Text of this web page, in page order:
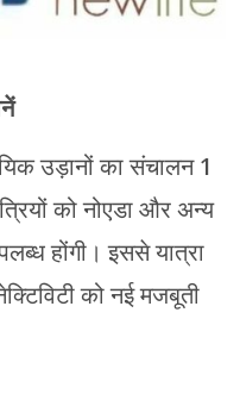
उड़ानों का संचालन 1
को नोएडा और अन्य
होंगी। इससे यात्रा
को नई मजबूती